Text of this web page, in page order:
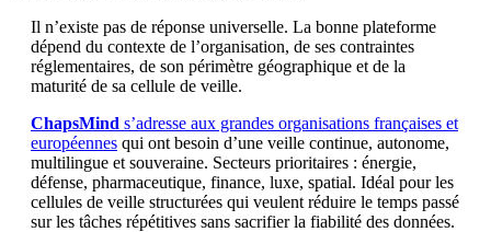
Il n’existe pas de réponse universelle. La bonne plateforme
dépend du contexte de l’organisation, de ses contraintes
réglementaires, de son périmètre géographique et de la
maturité de sa cellule de veille.
ChapsMind s’adresse aux grandes organisations françaises et
européennes qui ont besoin d’une veille continue, autonome,
multilingue et souveraine. Secteurs prioritaires : énergie,
défense, pharmaceutique, finance, luxe, spatial. Idéal pour les
cellules de veille structurées qui veulent réduire le temps passé
sur les tâches répétitives sans sacrifier la fiabilité des données.